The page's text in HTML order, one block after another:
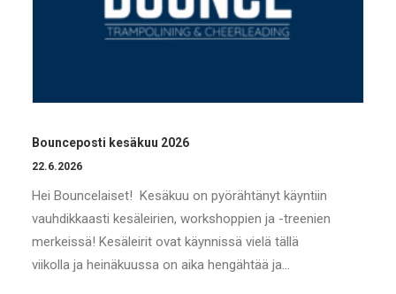
Bounceposti kesäkuu 2026
22.6.2026
Hei Bouncelaiset! Kesäkuu on pyörähtänyt käyntiin
vauhdikkaasti kesäleirien, workshoppien ja -treenien
merkeissä! Kesäleirit ovat käynnissä vielä tällä
viikolla ja heinäkuussa on aika hengähtää ja…